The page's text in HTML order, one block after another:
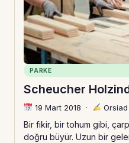
PARKE
Scheucher
19 Mart 2018 ·
Bir fikir, bir tohum gibi,
doğru büyür. Uzun bir